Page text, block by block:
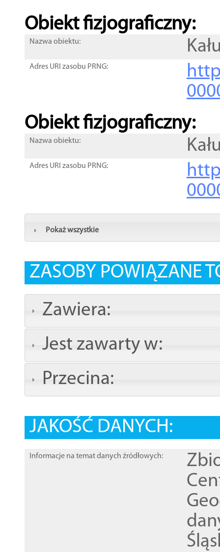
Obiekt fizjograficzny:
Nazwa obiektu:
Adres URI zasobu PRNG:
Obiekt fizjograficzny:
Nazwa obiektu:
Adres URI zasobu PRNG:
Pokaż wszystkie
ZASOBY POWIĄZANE
Zawiera:
Jest zawarty w:
Przecina:
JAKOŚĆ DANYCH:
Informacje na temat danych źródłowych: